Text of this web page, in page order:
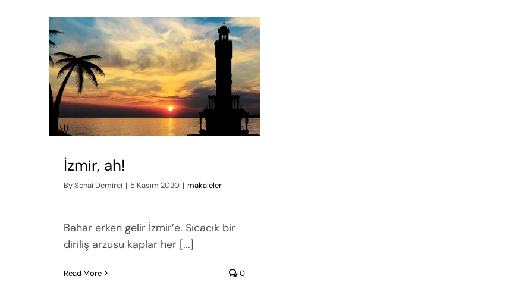
İzmir, ah!
BySenai Demirci | 5 Kasım 2020 | makaleler
Bahar erken gelir İzmir’e. Sıcacık bir
diriliş arzusu kaplar her [...]
Read More 0